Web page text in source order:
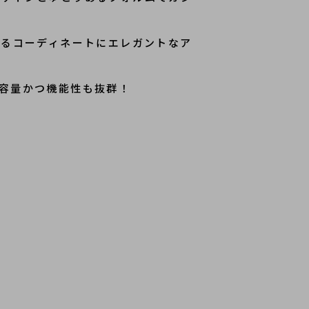
コーディネートにエレガントなア
量かつ機能性も抜群！